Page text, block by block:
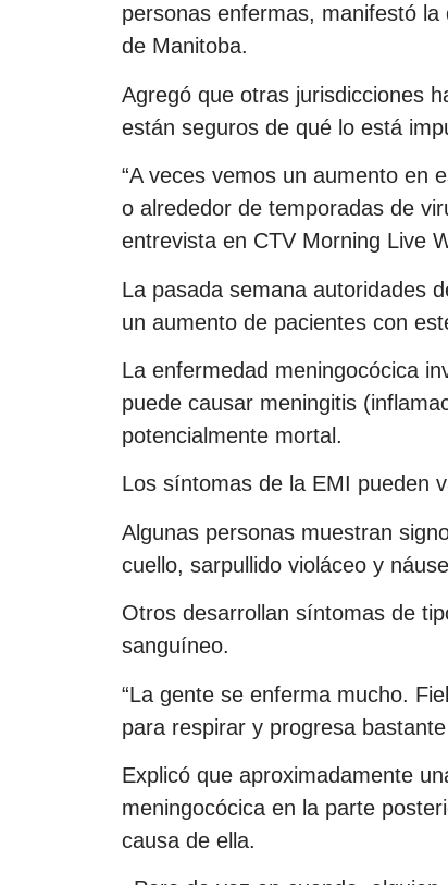
personas enfermas, manifestó
de Manitoba.
Agregó que otras jurisdicciones
están seguros de qué lo está
“A veces vemos un aumento en
o alrededor de temporadas de
entrevista en CTV Morning Live
La pasada semana autoridades
un aumento de pacientes con
La enfermedad meningocócica
puede causar meningitis
potencialmente mortal.
Los síntomas de la EMI pueden
Algunas personas muestran
cuello, sarpullido violáceo y
Otros desarrollan síntomas de
sanguíneo.
“La gente se enferma mucho.
para respirar y progresa
Explicó que aproximadamente
meningocócica en la parte
causa de ella.